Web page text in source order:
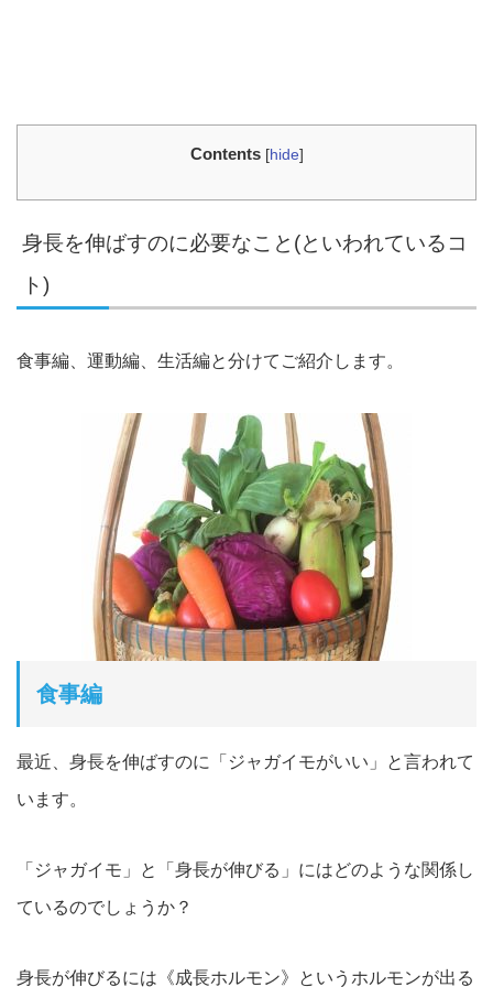
Contents [hide]
身長を伸ばすのに必要なこと(といわれているコ
ト)
食事編、運動編、生活編と分けてご紹介します。
食事編
最近、身長を伸ばすのに「ジャガイモがいい」と言われて
います。
「ジャガイモ」と「身長が伸びる」にはどのような関係し
ているのでしょうか？
身長が伸びるには《成長ホルモン》というホルモンが出る